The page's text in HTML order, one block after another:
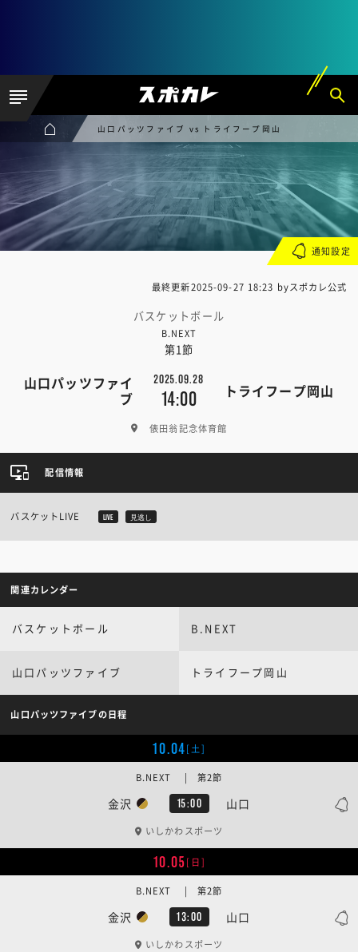
山口パッツファイブ vs トライフープ岡山
最終更新2025-09-27 18:23 byスポカレ公式
バスケットボール
B.NEXT
第1節
山口パッツファイ
ブ
2025.09.28
14:00 トライフープ岡山
俵田翁記念体育館
通知設定
配信情報
バスケットLIVE LIVE 見逃し
関連カレンダー
バスケットボール B.NEXT
山口パッツファイブ トライフープ岡山
山口パッツファイブの日程
10.04[土]
金沢 15:00 山口
B.NEXT | 第2節
いしかわスポーツ
10.05[日]
金沢 13:00 山口
B.NEXT | 第2節
いしかわスポーツ